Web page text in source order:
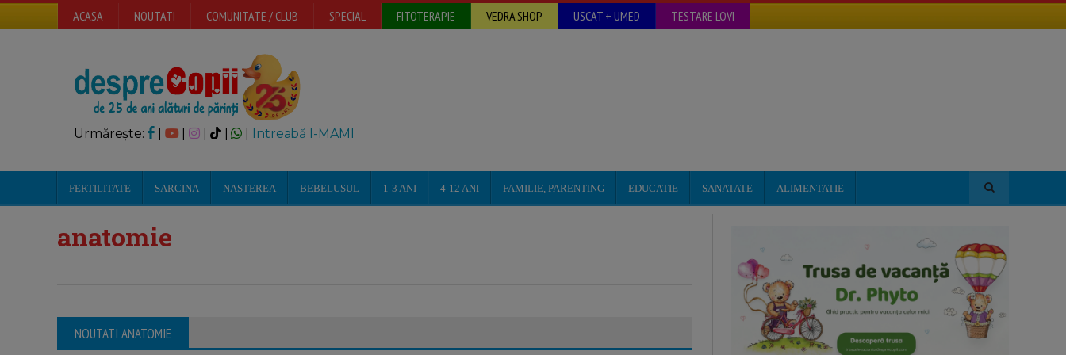
ACASA NOUTATI COMUNITATE / CLUB SPECIAL FITOTERAPIE VEDRA SHOP USCAT + UMED TESTARE LOVI
Urmărește: | | Intreabă I-MAMI
FERTILITATE SARCINA NASTEREA BEBELUSUL 1-3 ANI 4-12 ANI FAMILIE, PARENTING EDUCATIE SANATATE ALIMENTATIE
anatomie
NOUTATI ANATOMIE